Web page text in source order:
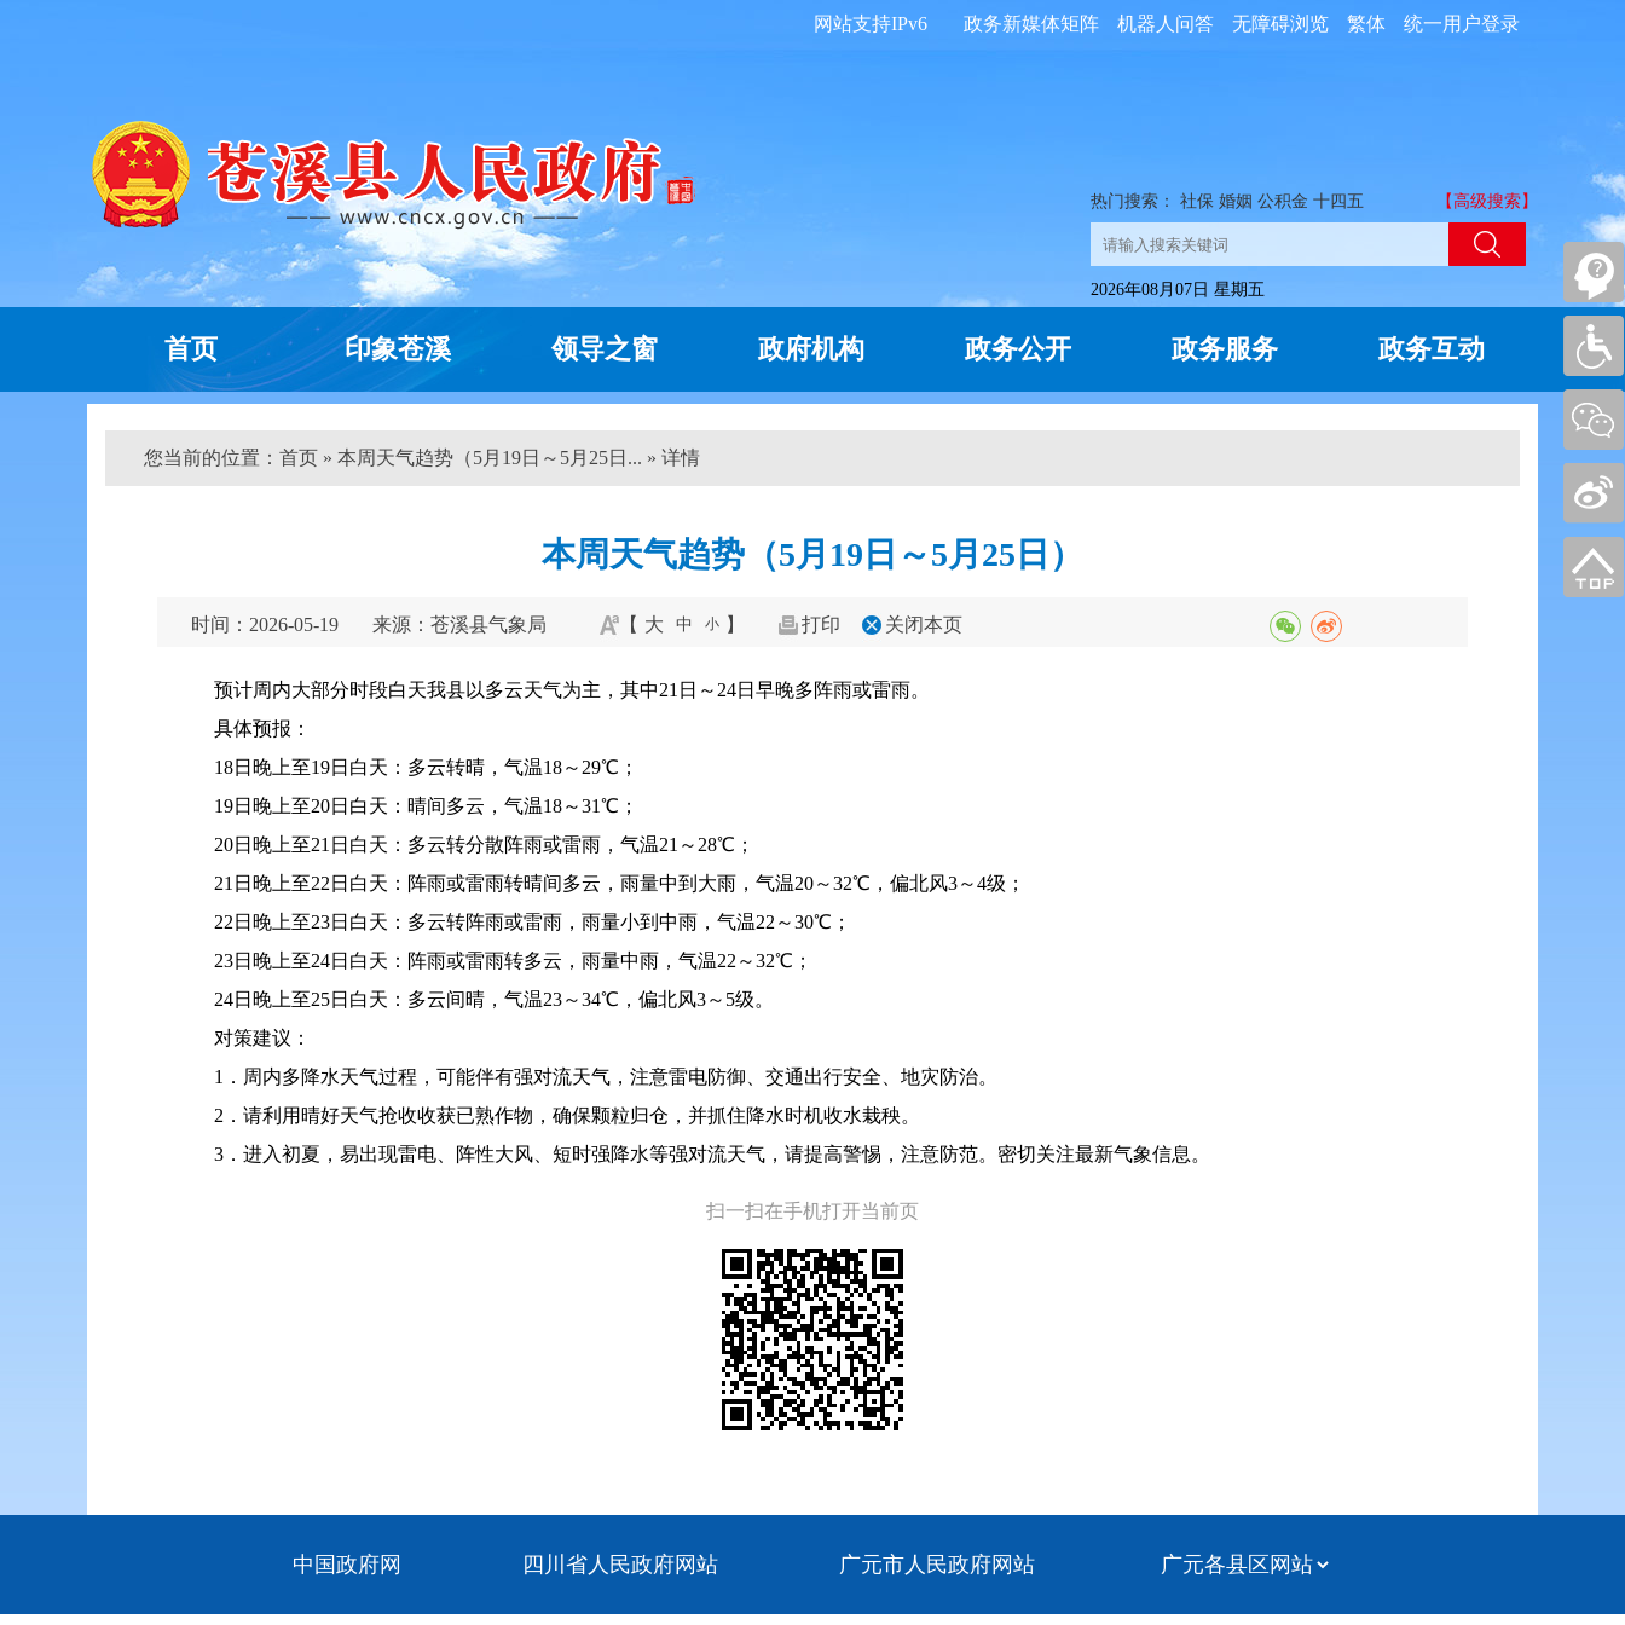
统一用户登录
繁体
无障碍浏览
机器人问答
政务新媒体矩阵
网站支持IPv6
热门搜索： 社保 婚姻 公积金 十四五 【高级搜索】
2026年08月07日 星期五
首页 印象苍溪 领导之窗 政府机构 政务公开 政务服务 政务互动
您当前的位置： 首页 » 本周天气趋势（5月19日～5月25日... » 详情
本周天气趋势（5月19日～5月25日）
时间：2026-05-19 来源：苍溪县气象局 【 大 中 小 】 打印 关闭本页
预计周内大部分时段白天我县以多云天气为主，其中21日～24日早晚多阵雨或雷雨。
具体预报：
18日晚上至19日白天：多云转晴，气温18～29℃；
19日晚上至20日白天：晴间多云，气温18～31℃；
20日晚上至21日白天：多云转分散阵雨或雷雨，气温21～28℃；
21日晚上至22日白天：阵雨或雷雨转晴间多云，雨量中到大雨，气温20～32℃，偏北风3～4级；
22日晚上至23日白天：多云转阵雨或雷雨，雨量小到中雨，气温22～30℃；
23日晚上至24日白天：阵雨或雷雨转多云，雨量中雨，气温22～32℃；
24日晚上至25日白天：多云间晴，气温23～34℃，偏北风3～5级。
对策建议：
1．周内多降水天气过程，可能伴有强对流天气，注意雷电防御、交通出行安全、地灾防治。
2．请利用晴好天气抢收收获已熟作物，确保颗粒归仓，并抓住降水时机收水栽秧。
3．进入初夏，易出现雷电、阵性大风、短时强降水等强对流天气，请提高警惕，注意防范。密切关注最新气象信息。
扫一扫在手机打开当前页
中国政府网 四川省人民政府网站 广元市人民政府网站